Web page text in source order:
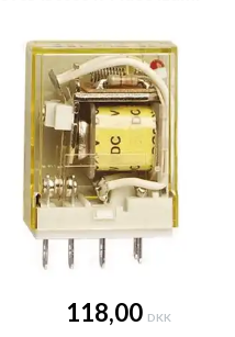
118,00 DKK